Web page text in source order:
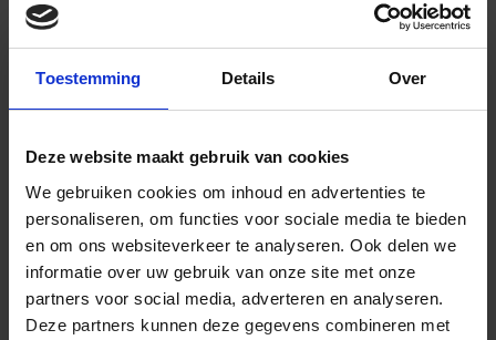
Toestemming Details Over
Deze website maakt gebruik van cookies
We gebruiken cookies om inhoud en advertenties te
personaliseren, om functies voor sociale media te bieden
en om ons websiteverkeer te analyseren. Ook delen we
informatie over uw gebruik van onze site met onze
partners voor social media, adverteren en analyseren.
Deze partners kunnen deze gegevens combineren met